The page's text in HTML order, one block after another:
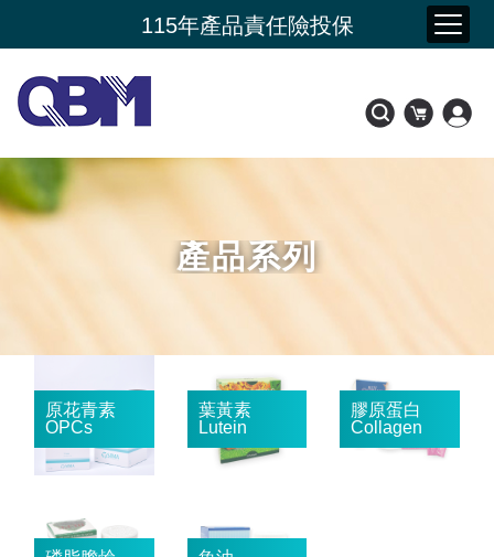
115年產品責任險投保
新品上市- 潤康原 水光膠原蛋白
產品系列